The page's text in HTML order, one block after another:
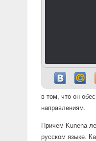
в том, что он
направлениям.
Причем Kunena
русском языке.